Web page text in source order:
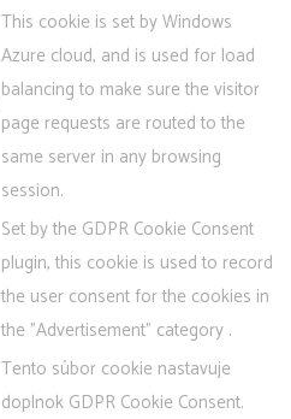
This cookie is set by Windows
Azure cloud, and is used for load
balancing to make sure the visitor
page requests are routed to the
same server in any browsing
session.
Set by the GDPR Cookie Consent
plugin, this cookie is used to record
the user consent for the cookies in
the "Advertisement" category .
Tento súbor cookie nastavuje
doplnok GDPR Cookie Consent.